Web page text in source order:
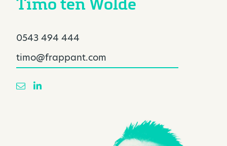
0543 494 444
timo@frappant.com